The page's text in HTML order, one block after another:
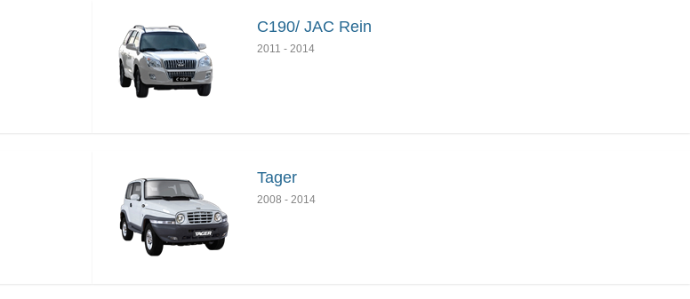
C190/ JAC Rein
2011 - 2014
Tager
2008 - 2014